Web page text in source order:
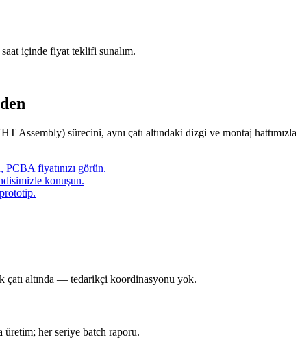
içinde fiyat teklifi sunalım.
sürecini, aynı çatı altındaki dizgi ve montaj
fiyatınızı görün.
konuşun.
altında — tedarikçi koordinasyonu yok.
her seriye batch raporu.